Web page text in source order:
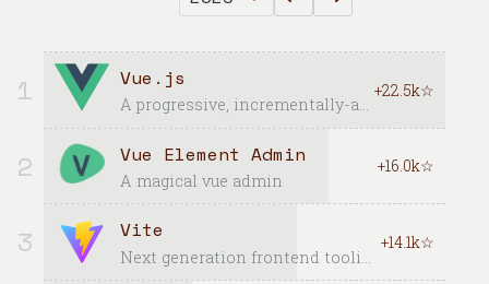
1 Vue.js
A progressive, incrementally-adoptable framework for building UI on the web
+22.5k☆
2 Vue Element Admin
A magical vue admin
+16.0k☆
3 Vite +14.1k☆